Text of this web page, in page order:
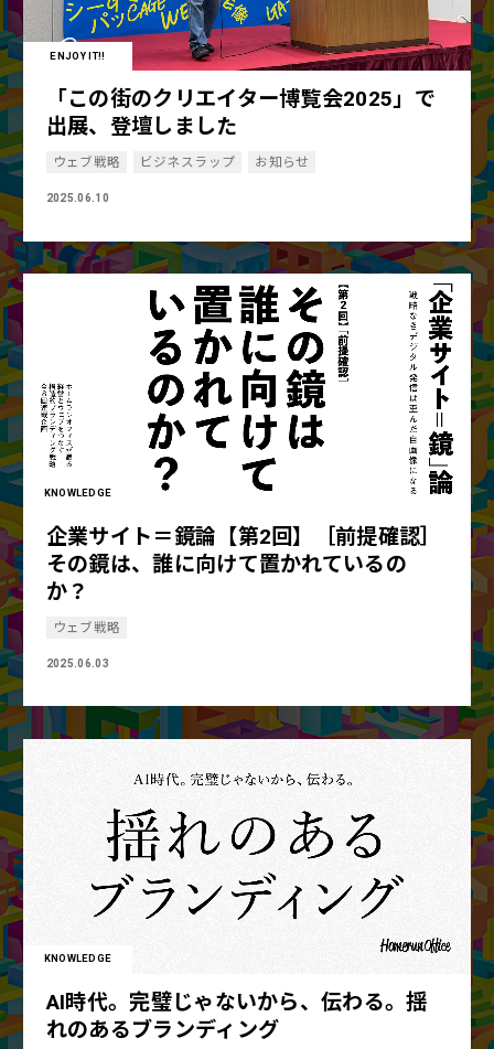
ENJOY IT!!
「この街のクリエイター博覧会2025」で
出展、登壇しました
ウェブ戦略 ビジネスラップ お知らせ
2025.06.10
KNOWLEDGE
企業サイト＝鏡論【第2回】［前提確認］
その鏡は、誰に向けて置かれているの
か？
ウェブ戦略
2025.06.03
KNOWLEDGE
AI時代。完璧じゃないから、伝わる。揺
れのあるブランディング